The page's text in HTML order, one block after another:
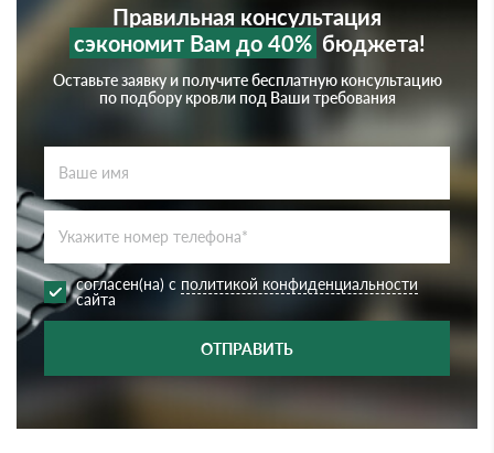
Правильная консультация
сэкономит Вам до 40% бюджета!
Оставьте заявку и получите бесплатную консультацию
по подбору кровли под Ваши требования
согласен(на) с политикой конфиденциальности
сайта
ОТПРАВИТЬ